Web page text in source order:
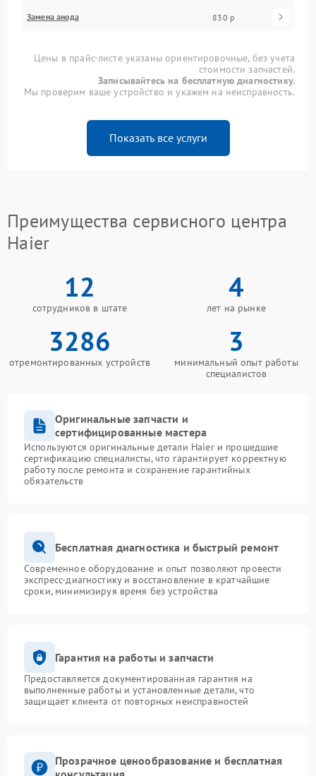
Замена анода 830 р
Цены в прайс-листе указаны ориентировочные, без учета
стоимости запчастей.
Записывайтесь на бесплатную диагностику.
Мы проверим ваше устройство и укажем на неисправность.
Показать все услуги
Преимущества сервисного центра
Haier
12
сотрудников в штате
4
лет на рынке
3286
отремонтированных устройств
3
минимальный опыт работы
специалистов
Оригинальные запчасти и
сертифицированные мастера
Используются оригинальные детали Haier и прошедшие
сертификацию специалисты, что гарантирует корректную
работу после ремонта и сохранение гарантийных
обязательств
Бесплатная диагностика и быстрый ремонт
Современное оборудование и опыт позволяют провести
экспресс-диагностику и восстановление в кратчайшие
сроки, минимизируя время без устройства
Гарантия на работы и запчасти
Предоставляется документированная гарантия на
выполненные работы и установленные детали, что
защищает клиента от повторных неисправностей
Прозрачное ценообразование и бесплатная